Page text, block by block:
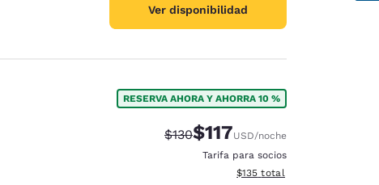
Ver disponibilidad
RESERVA AHORA Y AHORRA 10 %
Precio tachado:
$130Precio con descuento:
$117USD/noche
Tarifa para socios
Ver detalles del total
$135 total